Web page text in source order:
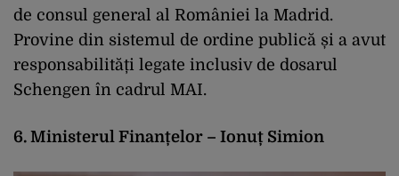
de consul general al României la Madrid.
Provine din sistemul de ordine publică și a avut
responsabilități legate inclusiv de dosarul
Schengen în cadrul MAI.
6. Ministerul Finanțelor – Ionuț Simion